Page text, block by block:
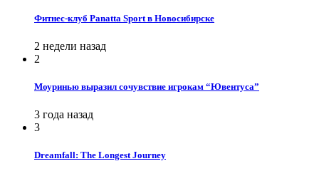
Фитнес-клуб Panatta Sport в Новосибирске
2 недели назад
2
Моуринью выразил сочувствие игрокам “Ювентуса”
3 года назад
3
Dreamfall: The Longest Journey